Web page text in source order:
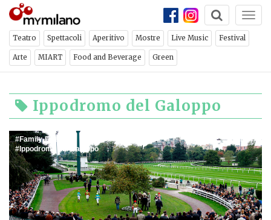
Teatro Spettacoli Aperitivo Mostre Live Music Festival
Arte MIART Food and Beverage Green
Ippodromo del Galoppo
Family-Friendly
Ippodromo del Galoppo